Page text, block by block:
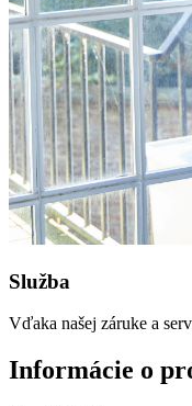
Služba
Vďaka našej záruke a
Informácie o